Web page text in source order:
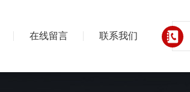
在线留言 联系我们